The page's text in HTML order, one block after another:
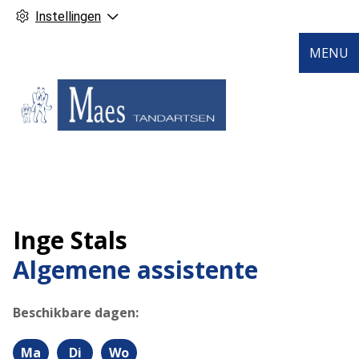
Instellingen
MENU
Inge Stals
Algemene assistente
Beschikbare dagen:
Ma Di Wo